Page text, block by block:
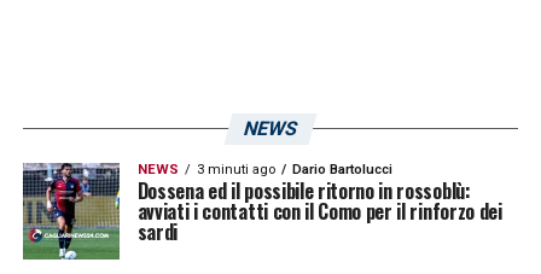
NEWS
NEWS 3 minuti ago Dario Bartolucci
Dossena ed il possibile ritorno in rossoblù:
avviati i contatti con il Como per il rinforzo dei
sardi